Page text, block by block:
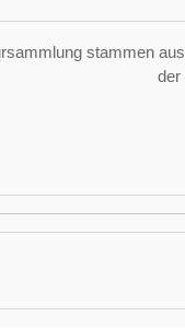
stammen aus
der